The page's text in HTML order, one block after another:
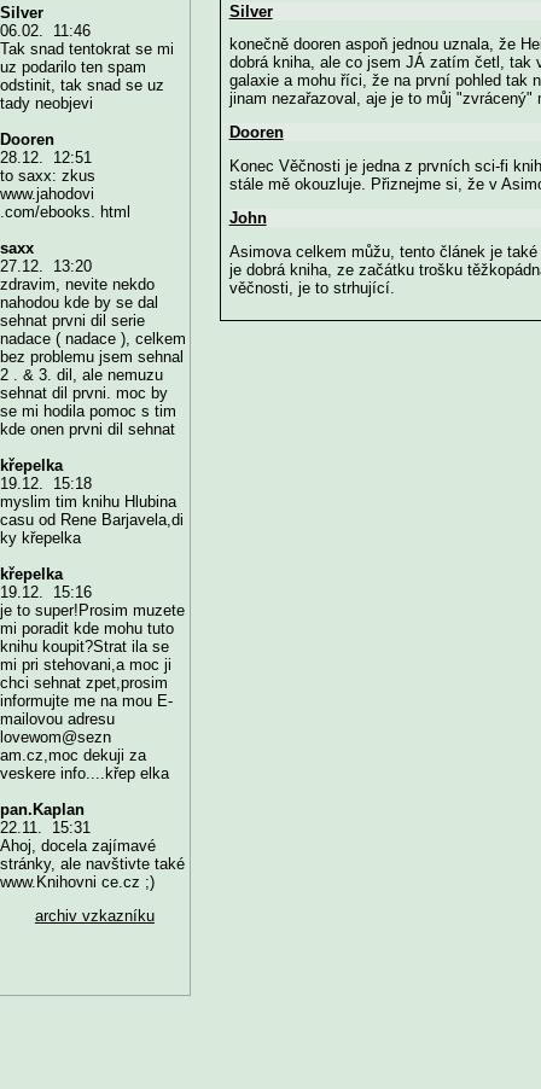
Silver
konečně dooren aspoň jednou uznala, že
dobrá kniha, ale co jsem JÁ zatím četl, tak
galaxie a mohu říci, že na první pohled tak
jinam nezařazoval, aje je to můj "zvrácený"
Dooren
Konec Věčnosti je jedna z prvních sci-fi
stále mě okouzluje. Přiznejme si, že v
John
Asimova celkem můžu, tento článek je
je dobrá kniha, ze začátku trošku
věčnosti, je to strhující.
Silver
06.02. 11:46
Tak snad tentokrat se mi
uz podarilo ten spam
odstinit, tak snad se uz
tady neobjevi
Dooren
28.12. 12:51
to saxx: zkus
www.jahodovi
.com/ebooks. html
saxx
27.12. 13:20
zdravim, nevite nekdo
nahodou kde by se dal
sehnat prvni dil serie
nadace ( nadace ), celkem
bez problemu jsem sehnal
2 . & 3. dil, ale nemuzu
sehnat dil prvni. moc by
se mi hodila pomoc s tim
kde onen prvni dil sehnat
křepelka
19.12. 15:18
myslim tim knihu Hlubina
casu od Rene Barjavela,di
ky křepelka
křepelka
19.12. 15:16
je to super!Prosim muzete
mi poradit kde mohu tuto
knihu koupit?Strat ila se
mi pri stehovani,a moc ji
chci sehnat zpet,prosim
informujte me na mou E-
mailovou adresu
lovewom@sezn
am.cz,moc dekuji za
veskere info....křep elka
pan.Kaplan
22.11. 15:31
Ahoj, docela zajímavé
stránky, ale navštivte také
www.Knihovni ce.cz ;)
archiv vzkazníku